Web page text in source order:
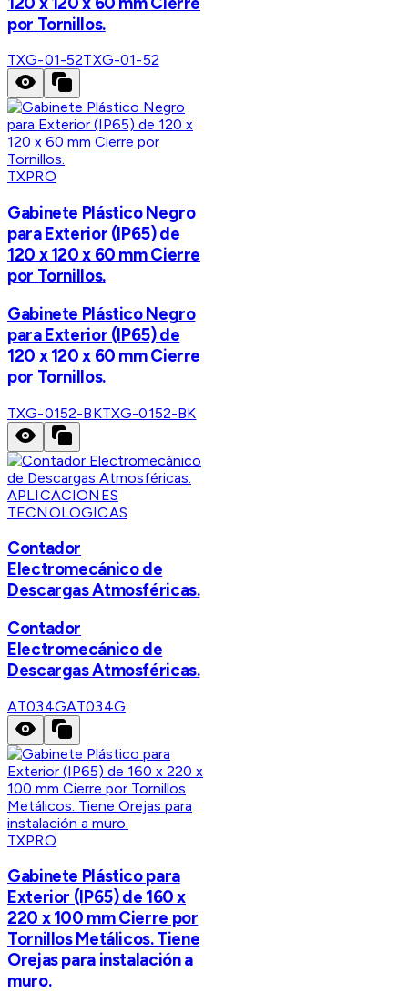
por Tornillos.
TXG-01-52TXG-01-52
TXPRO
Gabinete Plástico Negro
para Exterior (IP65) de
120 x 120 x 60 mm Cierre
por Tornillos.
Gabinete Plástico Negro
para Exterior (IP65) de
120 x 120 x 60 mm Cierre
por Tornillos.
TXG-0152-BKTXG-0152-BK
APLICACIONES
TECNOLOGICAS
Contador
Electromecánico de
Descargas Atmosféricas.
Contador
Electromecánico de
Descargas Atmosféricas.
AT034GAT034G
TXPRO
Gabinete Plástico para
Exterior (IP65) de 160 x
220 x 100 mm Cierre por
Tornillos Metálicos. Tiene
Orejas para instalación a
muro.